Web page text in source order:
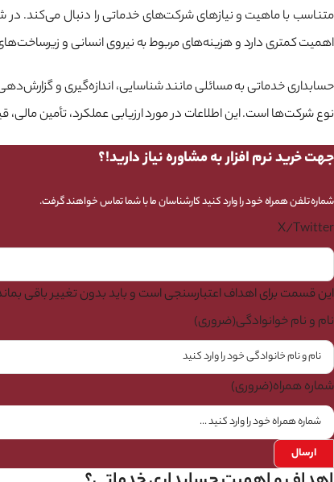
متناسب با ماهیت و نیازهای شرکت‌های خدماتی را دنبال می‌کند.
اهمیت کمتری دارد و هزینه‌های مربوط به نیروی انسانی و
حسابداری خدماتی به مسائلی مانند شناسایی، اندازه‌گیری و
نوع شرکت‌ها است. این اطلاعات در مورد ارزیابی عملکرد، تأمین مالی،
جهت خرید نرم افزار به مشاوره نیاز دارید!؟
شماره تلفن همراه خود را وارد کنید کارشناسان ما با شما تماس خواهند گرفت.
X/Twitter
این قسمت برای اهداف اعتبارسنجی است و باید بدون تغییر باقی
نام و نام خوانوادگی(ضروری)
شماره همراه(ضروری)